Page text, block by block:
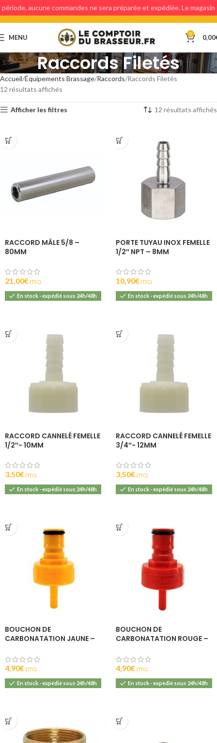
MENU 0 0,00
Raccords Filetés
Accueil Équipements Brassage Raccords Raccords Filetés
12 résultats affichés
Afficher les filtres 12 résultats affichés
RACCORD MÂLE 5/8 –
80MM
21,00€ (T.T.C).
En stock - expédié sous 24h/48h
PORTE TUYAU INOX FEMELLE
1/2″ NPT – 8MM
10,90€ (T.T.C).
En stock - expédié sous 24h/48h
RACCORD CANNELÉ FEMELLE
1/2″- 10MM
3,50€ (T.T.C).
En stock - expédié sous 24h/48h
RACCORD CANNELÉ FEMELLE
3/4″- 12MM
3,50€ (T.T.C).
En stock - expédié sous 24h/48h
BOUCHON DE
CARBONATATION JAUNE –
4,90€ (T.T.C).
En stock - expédié sous 24h/48h
BOUCHON DE
CARBONATATION ROUGE –
4,90€ (T.T.C).
En stock - expédié sous 24h/48h
période, aucune commandes ne sera préparée et expédiée. Le magasin
étant fermé, aucun retraits en magasin ne sera possible.